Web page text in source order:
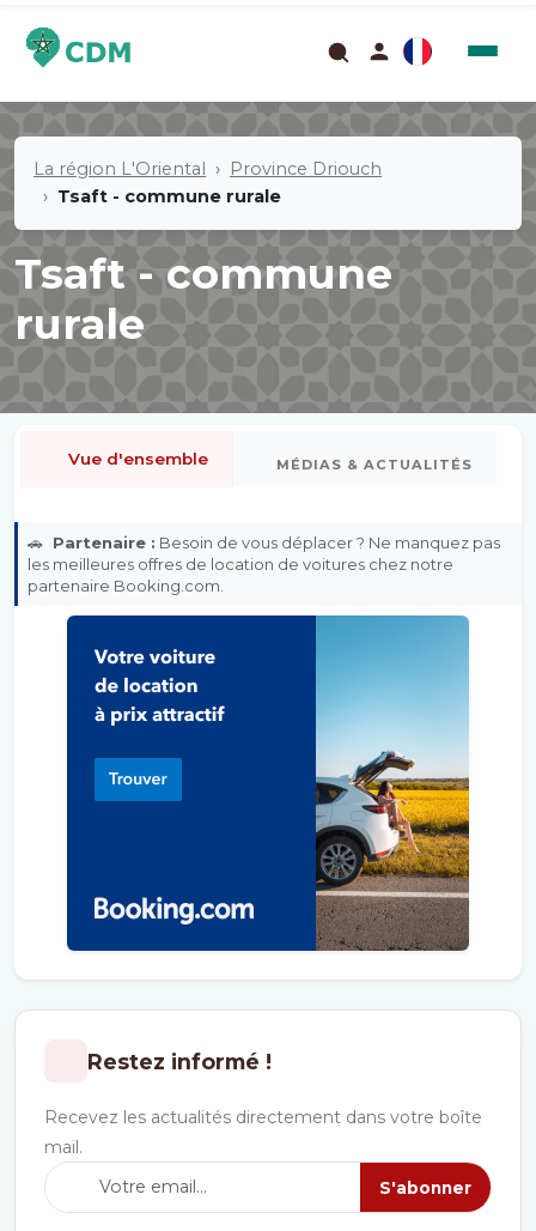
La région L'Oriental
Province Driouch
Tsaft - commune rurale
Tsaft - commune
rurale
Vue d'ensemble MÉDIAS & ACTUALITÉS
🚗 Partenaire : Besoin de vous déplacer ? Ne manquez pas
les meilleures offres de location de voitures chez notre
partenaire Booking.com.
Restez informé !
Recevez les actualités directement dans votre boîte
mail.
S'abonner